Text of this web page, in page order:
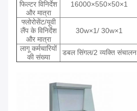
फिल्टर विनिर्देश
और मात्रा
16000×550×50×1
फ्लोरोसेंट/यूवी
लैंप के विनिर्देश
और मात्रा
30w×1/ 30w×1
लागू कर्मचारियों
की संख्या
डबल सिंगल/2 व्यक्ति संचालन